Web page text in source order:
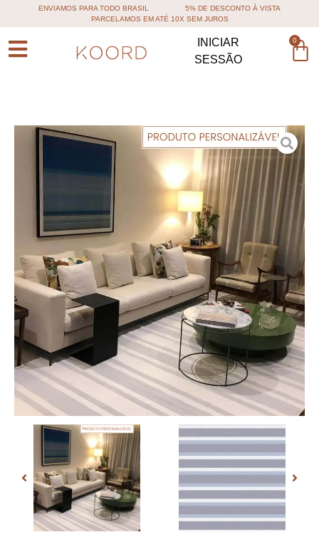
ENVIAMOS PARA TODO BRASIL
5% DE DESCONTO À VISTA
PARCELAMOS EM ATÉ 10X SEM JUROS
INICIAR
SESSÃO
0